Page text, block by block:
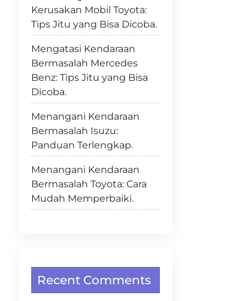
Kerusakan Mobil Toyota:
Tips Jitu yang Bisa Dicoba.
Mengatasi Kendaraan
Bermasalah Mercedes
Benz: Tips Jitu yang Bisa
Dicoba.
Menangani Kendaraan
Bermasalah Isuzu:
Panduan Terlengkap.
Menangani Kendaraan
Bermasalah Toyota: Cara
Mudah Memperbaiki.
Recent Comments